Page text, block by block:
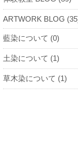
ARTWORK BLOG
藍染について (0)
土染について (1)
草木染について (1)